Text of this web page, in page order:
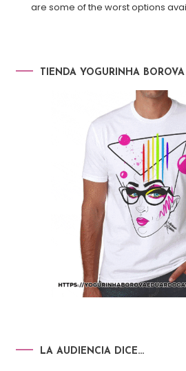
are some of the worst options
TIENDA YOGURINHA BOROVA
LA AUDIENCIA DICE…